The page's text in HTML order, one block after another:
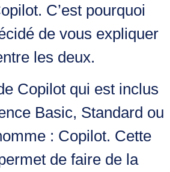
C’est pourquoi
de vous expliquer
les deux.
Copilot qui est inclus
Basic, Standard ou
: Copilot. Cette
de faire de la